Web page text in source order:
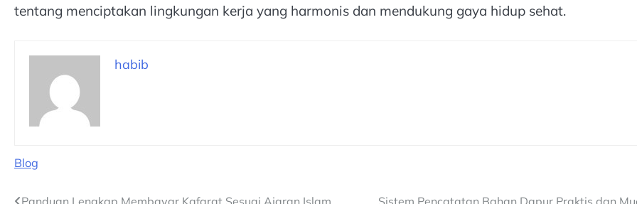
tentang menciptakan lingkungan kerja yang harmonis dan mendukung gaya hidup sehat.
habib
Blog